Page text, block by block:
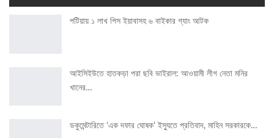
পটিয়ায় ১ লাখ পিস ইয়াবাসহ ৬ বাইকার গ্যাং আটক
আইসিইউতে হাতকড়া পরা ছবি ভাইরাল: আওয়ামী লীগ নেতা মনির
খানের…
ডকুমেন্টারিতে ‘এক দফার ঘোষক’ ইস্যুতে প্রতিবাদ, মাহিন সরকারকে…